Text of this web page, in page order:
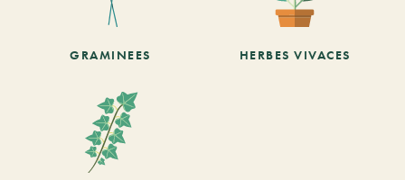
GRAMINEES HERBES VIVACES